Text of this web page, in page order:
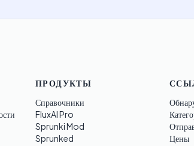
ПРОДУКТЫ
Справочники
FluxAI Pro
Sprunki Mod
Sprunked
Цены